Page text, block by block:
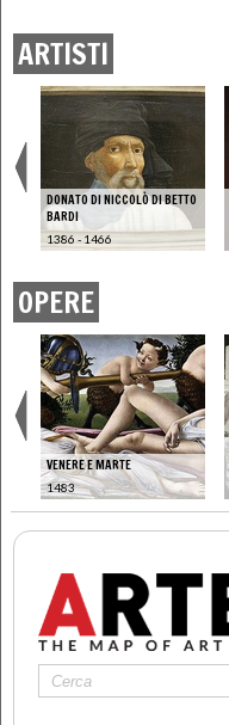
ARTISTI
DONATO DI NICCOLÒ DI BETTO
BARDI
1386 - 1466
OPERE
VENERE E MARTE
1483